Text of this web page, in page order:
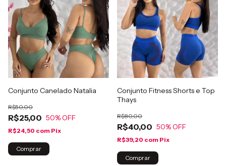
Conjunto Canelado Natalia
R$25,00
R$50,00
50% OFF
R$24,50 com Pix
Comprar
Conjunto Fitness Shorts e Top
Thays
R$40,00
R$80,00
50% OFF
R$39,20 com Pix
Comprar